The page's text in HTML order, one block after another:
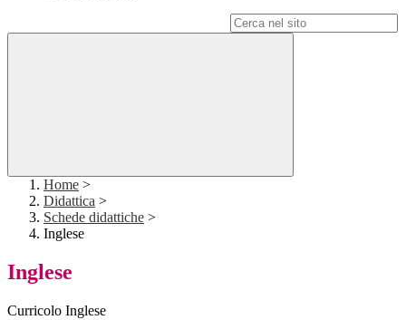
Home >
Didattica >
Schede didattiche >
Inglese
Inglese
Curricolo Inglese